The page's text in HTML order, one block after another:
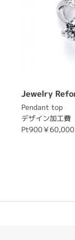
Jewelry
Pendant top
デザイン加工費
Pt900￥60,000